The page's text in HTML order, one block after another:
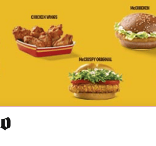
Arquidiocese Braga